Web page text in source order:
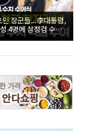
장군들...李대통령,
4명에 삼정검 수치
진급·삼정검 수치